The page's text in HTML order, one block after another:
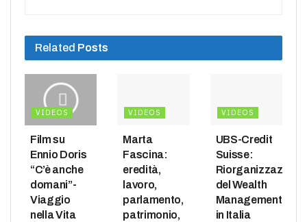
Related Posts
VIDEOS
Film su
Ennio Doris
“C’è anche
domani”-
Viaggio
nella Vita
VIDEOS
Marta
Fascina:
eredità,
lavoro,
parlamento,
patrimonio,
VIDEOS
UBS-Credit
Suisse:
Riorganizzazione
del Wealth
Management
in Italia